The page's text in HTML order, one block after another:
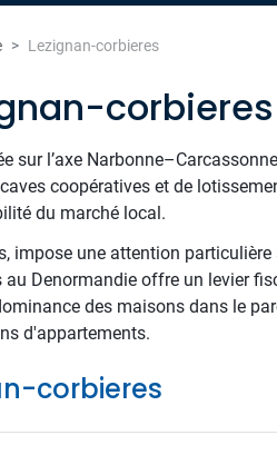
Lezignan-corbieres
corbieres
sur l’axe
coopératives et de
du marché local.
impose une attention
Denormandie offre un levier
des maisons dans le
d'appartements.
corbieres